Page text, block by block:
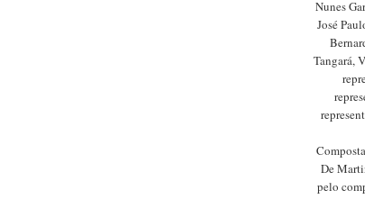
Nunes
José
Tangará,
De
pelo